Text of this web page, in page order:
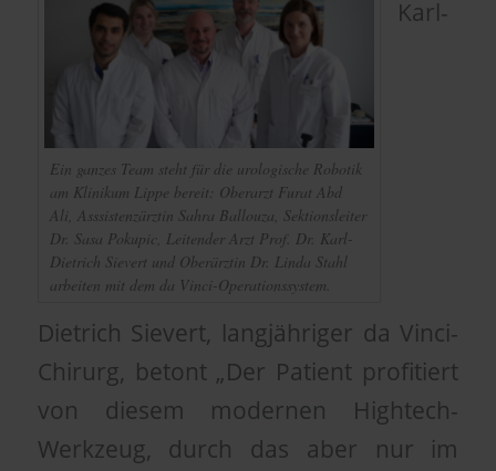
Ein ganzes Team steht für die urologische Robotik
am Klinikum Lippe bereit: Oberarzt Furat Abd
Ali, Asssistenzärztin Sahra Ballouza, Sektionsleiter
Dr. Sasa Pokupic, Leitender Arzt Prof. Dr. Karl-
Dietrich Sievert und Oberärztin Dr. Linda Stahl
arbeiten mit dem da Vinci-Operationssystem.
Karl-
Dietrich Sievert, langjähriger da Vinci-
Chirurg, betont „Der Patient profitiert
von diesem modernen Hightech-
Werkzeug, durch das aber nur im